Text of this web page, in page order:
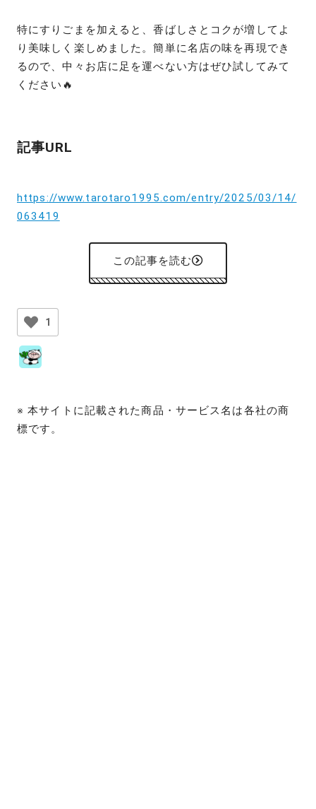
特にすりごまを加えると、香ばしさとコクが増してよ
り美味しく楽しめました。簡単に名店の味を再現でき
るので、中々お店に足を運べない方はぜひ試してみて
ください🔥
記事URL
https://www.tarotaro1995.com/entry/2025/03/14/
063419
この記事を読む
1
※ 本サイトに記載された商品・サービス名は各社の商
標です。